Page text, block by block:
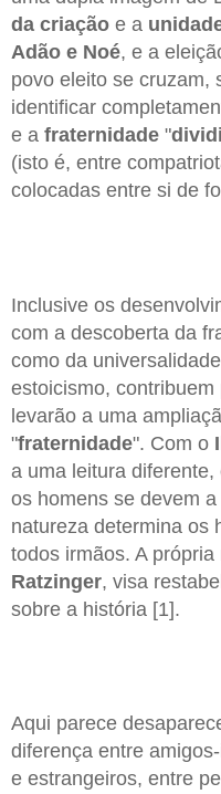
da criação e a
Adão e Noé, e a
povo eleito se cruzam,
identificar
e a fraternidade "
(isto é, entre
colocadas entre si de
Inclusive os
com a descoberta da
como da
estoicismo,
levarão a uma
"fraternidade". Com o
a uma leitura
os homens se devem a
natureza determina os
todos irmãos. A
Ratzinger, visa
sobre a história [1].
Aqui parece
diferença entre
e estrangeiros, entre